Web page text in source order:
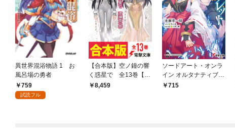
異世界混浴物語 1 お
風呂場の勇者
759
試読フル
【合本版】空ノ鐘の響
く惑星で 全13巻【電
子特別版】
8,459
ソードアート・オンラ
イン オルタナティブ
クローバーズ・リグレ
715